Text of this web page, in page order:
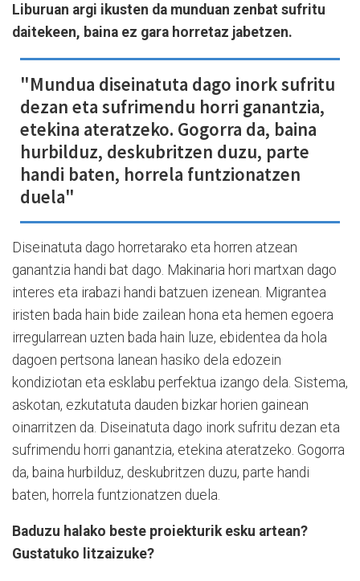
Liburuan argi ikusten da munduan zenbat sufritu
daitekeen, baina ez gara horretaz jabetzen.
"Mundua diseinatuta dago inork sufritu
dezan eta sufrimendu horri ganantzia,
etekina ateratzeko. Gogorra da, baina
hurbilduz, deskubritzen duzu, parte
handi baten, horrela funtzionatzen
duela"
Diseinatuta dago horretarako eta horren atzean
ganantzia handi bat dago. Makinaria hori martxan dago
interes eta irabazi handi batzuen izenean. Migrantea
iristen bada hain bide zailean hona eta hemen egoera
irregularrean uzten bada hain luze, ebidentea da hola
dagoen pertsona lanean hasiko dela edozein
kondiziotan eta esklabu perfektua izango dela. Sistema,
askotan, ezkutatuta dauden bizkar horien gainean
oinarritzen da. Diseinatuta dago inork sufritu dezan eta
sufrimendu horri ganantzia, etekina ateratzeko. Gogorra
da, baina hurbilduz, deskubritzen duzu, parte handi
baten, horrela funtzionatzen duela.
Baduzu halako beste proiekturik esku artean?
Gustatuko litzaizuke?